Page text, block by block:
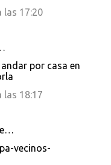
las 17:20
andar por casa en
las 18:17
vecinos-